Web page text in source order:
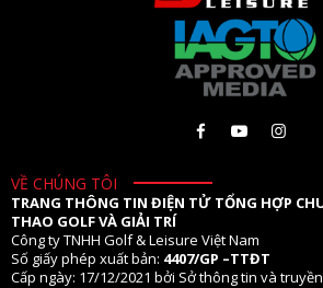
VỀ CHÚNG TÔI
TRANG THÔNG TIN ĐIỆN TỬ TỔNG HỢP
THAO GOLF VÀ GIẢI TRÍ
Công ty TNHH Golf & Leisure Việt Nam
Số giấy phép xuất bản: 4407/GP –TTĐT
Cấp ngày: 17/12/2021 bởi Sở thông tin và